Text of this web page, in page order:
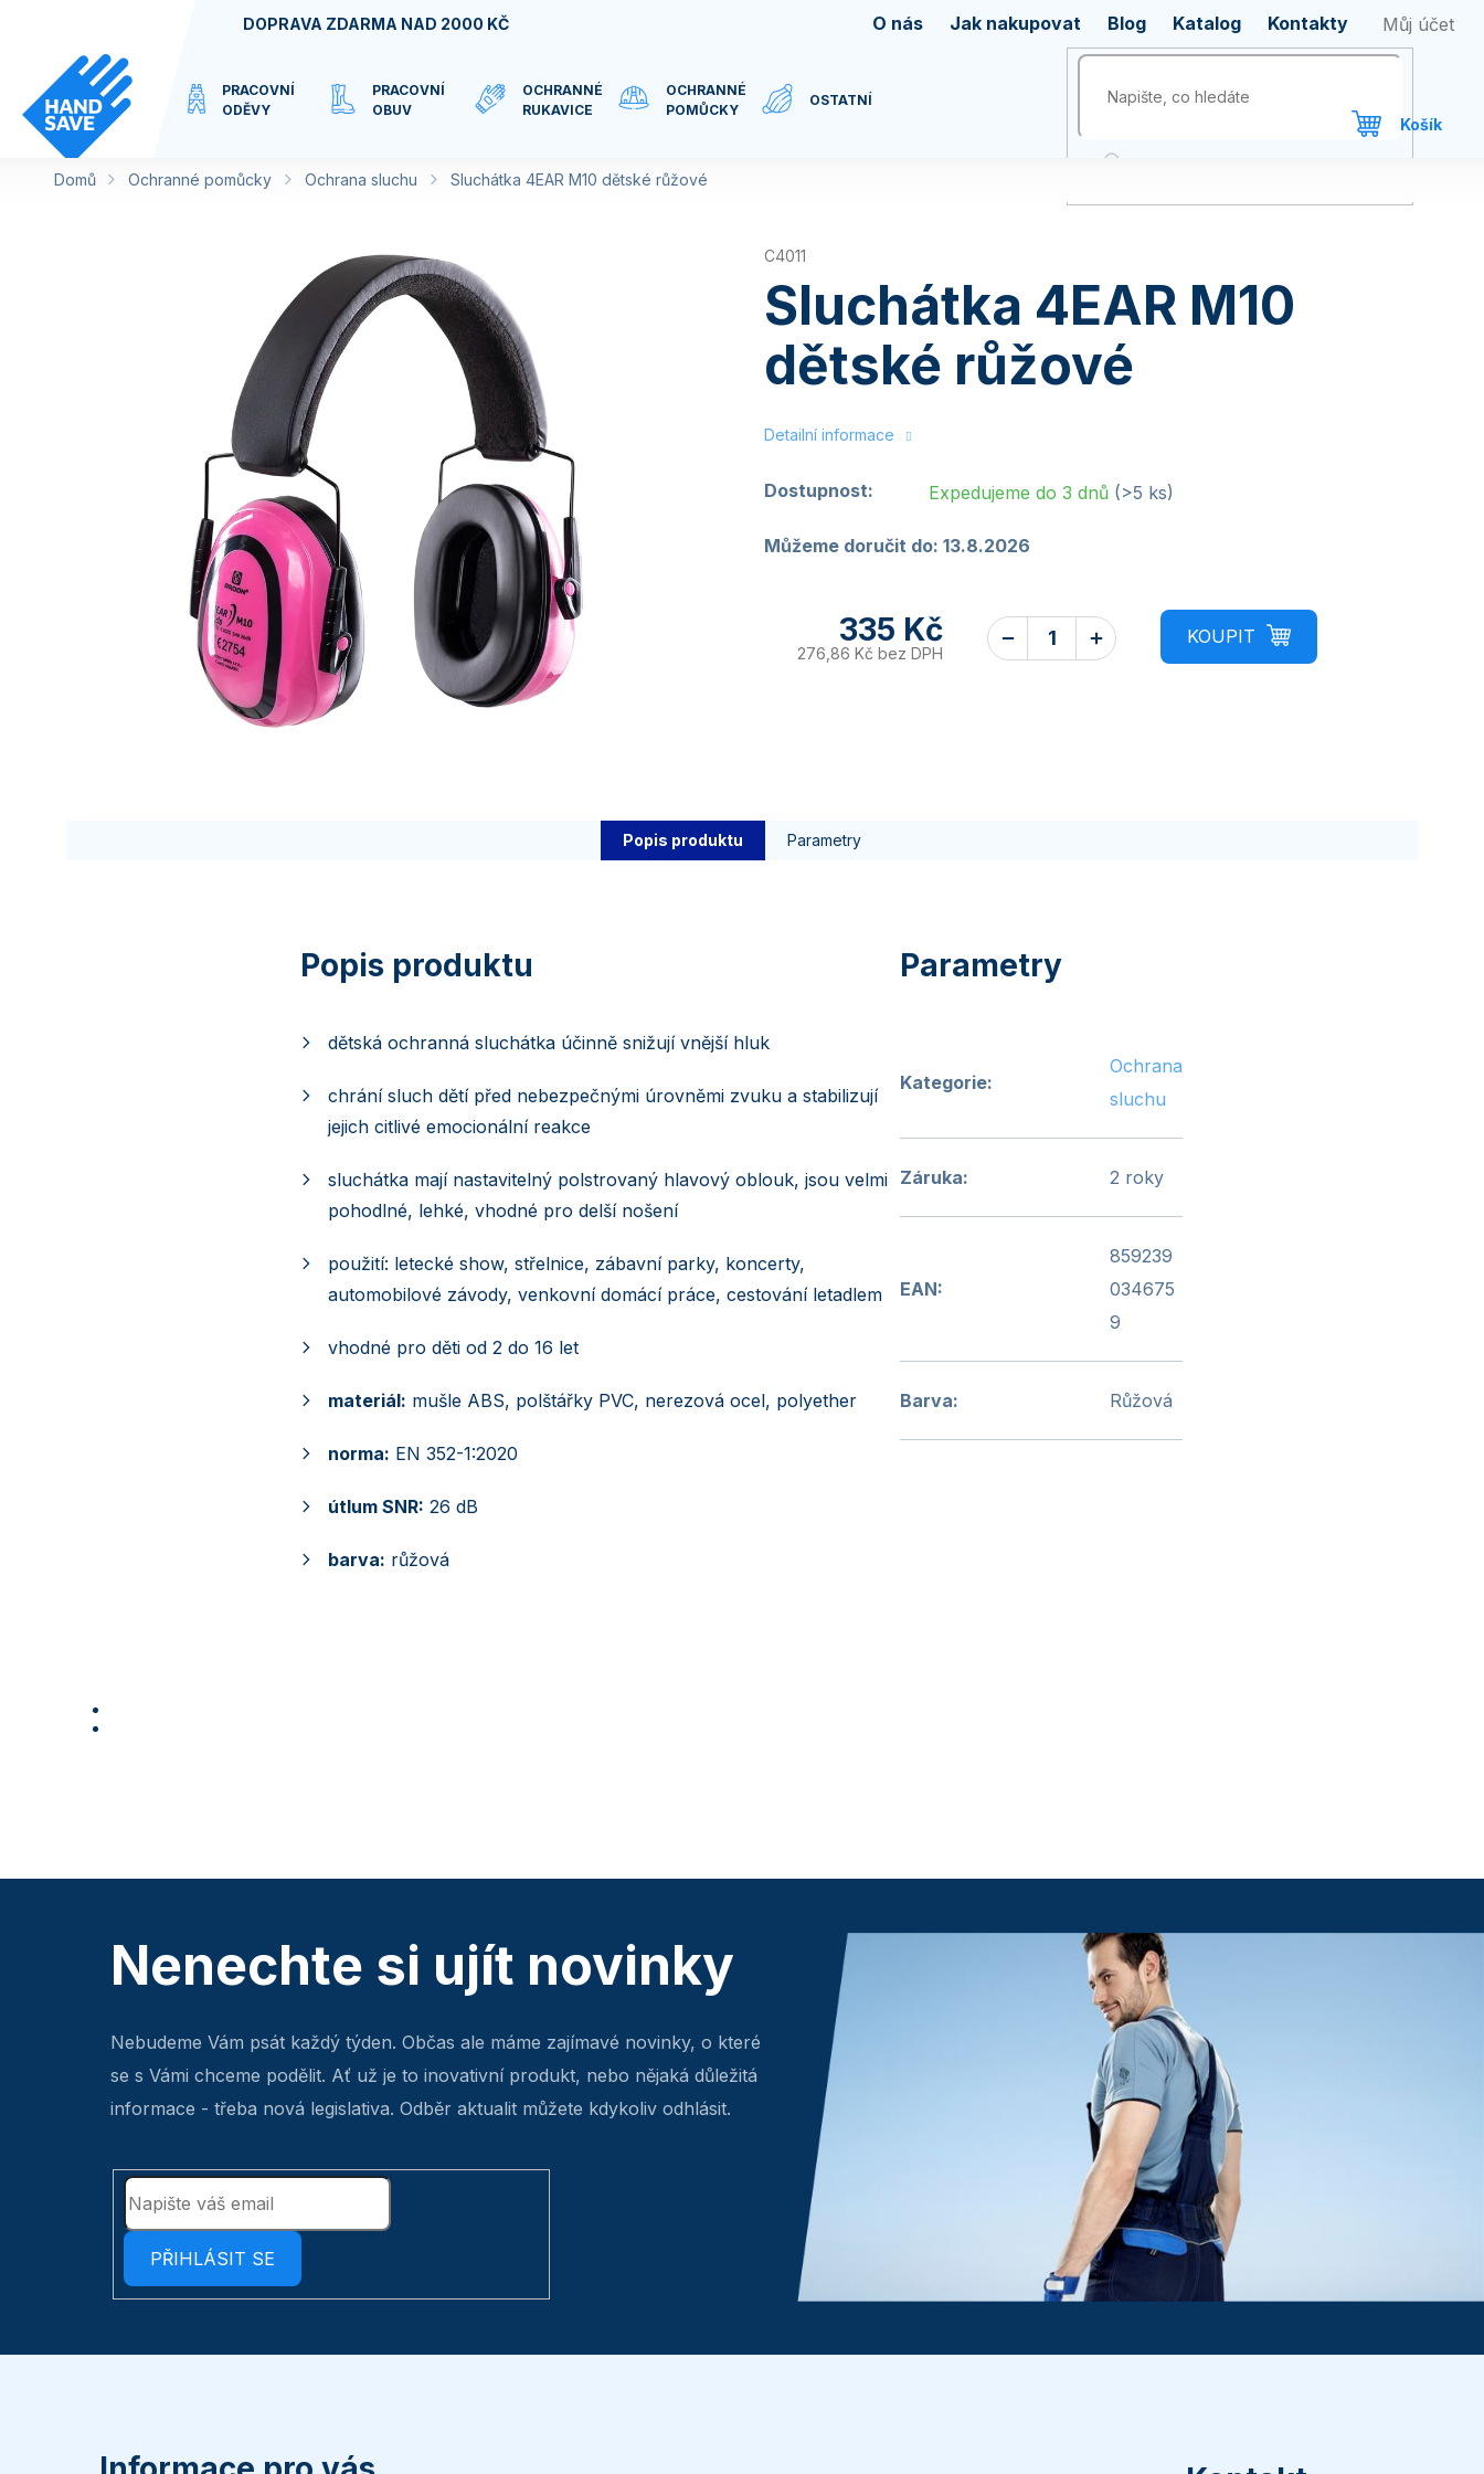
DOPRAVA ZDARMA NAD 2000 KČ O nás Jak nakupovat Blog Katalog Kontakty
PRACOVNÍ
ODĚVY
PRACOVNÍ
OBUV
OCHRANNÉ
RUKAVICE
OCHRANNÉ
POMŮCKY
OSTATNÍ
VIRTUÁLNÍ
Domů Ochranné pomůcky Ochrana sluchu Sluchátka 4EAR M10 dětské růžové
Sluchátka 4EAR M10
dětské růžové
C4011
Detailní informace
Dostupnost: Expedujeme do 3 dnů (>5 ks)
Můžeme doručit do: 13.8.2026
335 Kč
276,86 Kč bez DPH
Popis produktu Parametry
dětská ochranná sluchátka účinně snižují vnější hluk
chrání sluch dětí před nebezpečnými úrovněmi zvuku a stabilizují
jejich citlivé emocionální reakce
sluchátka mají nastavitelný polstrovaný hlavový oblouk, jsou velmi
pohodlné, lehké, vhodné pro delší nošení
použití: letecké show, střelnice, zábavní parky, koncerty,
automobilové závody, venkovní domácí práce, cestování letadlem
vhodné pro děti od 2 do 16 let
materiál: mušle ABS, polštářky PVC, nerezová ocel, polyether
norma: EN 352-1:2020
útlum SNR: 26 dB
barva: růžová
Kategorie:
Ochrana
sluchu
Záruka: 2 roky
EAN:
859239
034675
9
Barva: Růžová
Nenechte si ujít novinky
Nebudeme Vám psát každý týden. Občas ale máme zajímavé novinky, o které
se s Vámi chceme podělit. Ať už je to inovativní produkt, nebo nějaká důležitá
informace - třeba nová legislativa. Odběr aktualit můžete kdykoliv odhlásit.
PŘIHLÁSIT SE